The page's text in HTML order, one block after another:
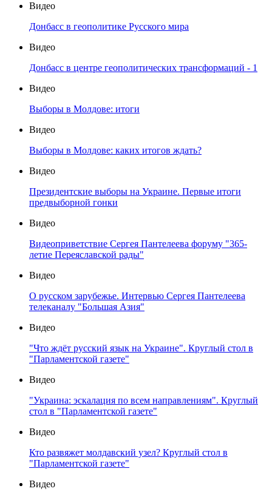
Видео
Донбасс в геополитике Русского мира
Видео
Донбасс в центре геополитических трансформаций - 1
Видео
Выборы в Молдове: итоги
Видео
Выборы в Молдове: каких итогов ждать?
Видео
Президентские выборы на Украине. Первые итоги
предвыборной гонки
Видео
Видеоприветствие Сергея Пантелеева форуму "365-
летие Переяславской рады"
Видео
О русском зарубежье. Интервью Сергея Пантелеева
телеканалу "Большая Азия"
Видео
"Что ждёт русский язык на Украине". Круглый стол в
"Парламентской газете"
Видео
"Украина: эскалация по всем направлениям". Круглый
стол в "Парламентской газете"
Видео
Кто развяжет молдавский узел? Круглый стол в
"Парламентской газете"
Видео